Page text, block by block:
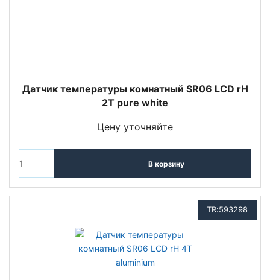
Датчик температуры комнатный SR06 LCD rH
2T pure white
Цену уточняйте
В корзину
TR:593298